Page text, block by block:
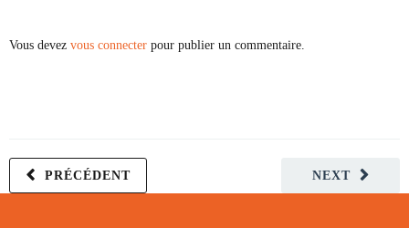
Vous devez vous connecter pour publier un commentaire.
NEXT
PRÉCÉDENT